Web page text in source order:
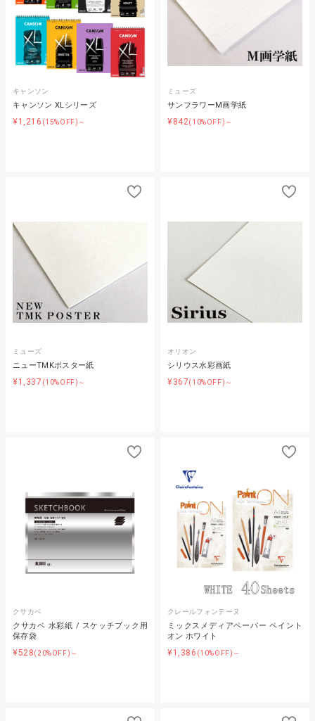
キャンソン
キャンソン XLシリーズ
¥1,216 (15%OFF)～
ミューズ
サンフラワーM画学紙
¥842(10%OFF)～
ミューズ
ニューTMKポスター紙
¥1,337 (10%OFF)～
オリオン
シリウス水彩画紙
¥367(10%OFF)～
クサカベ
クサカベ 水彩紙 / スケッチブック用
保存袋
¥528(20%OFF)～
クレールフォンテーヌ
ミックスメディアペーパー ペイント
オン ホワイト
¥1,386 (10%OFF)～